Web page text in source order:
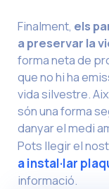
Finalment, els
a preservar la
forma neta de
que no hi ha
vida silvestre.
són una forma
danyar el medi
Pots llegir el
a instal·lar
informació.